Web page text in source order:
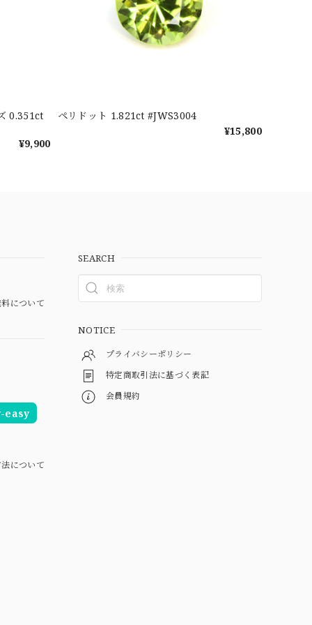
0.351ct
¥9,900
ペリドット 1.821ct #JWS3004
¥15,800
について
easy
について
SEARCH
NOTICE
プライバシーポリシー
特定商取引法に基づく表記
会員規約